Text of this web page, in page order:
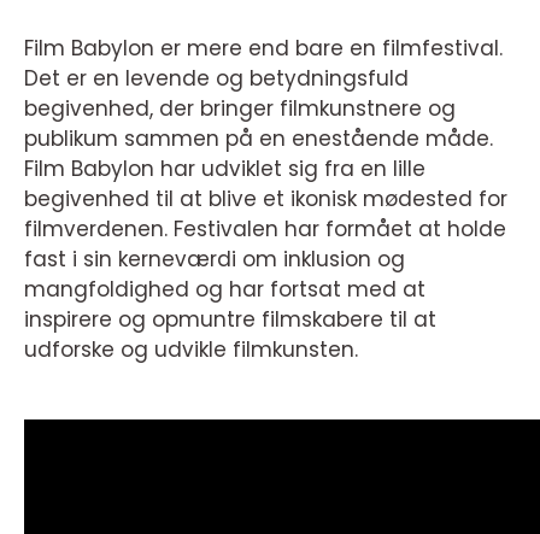
Film Babylon er mere end bare en filmfestival.
Det er en levende og betydningsfuld
begivenhed, der bringer filmkunstnere og
publikum sammen på en enestående måde.
Film Babylon har udviklet sig fra en lille
begivenhed til at blive et ikonisk mødested for
filmverdenen. Festivalen har formået at holde
fast i sin kerneværdi om inklusion og
mangfoldighed og har fortsat med at
inspirere og opmuntre filmskabere til at
udforske og udvikle filmkunsten.